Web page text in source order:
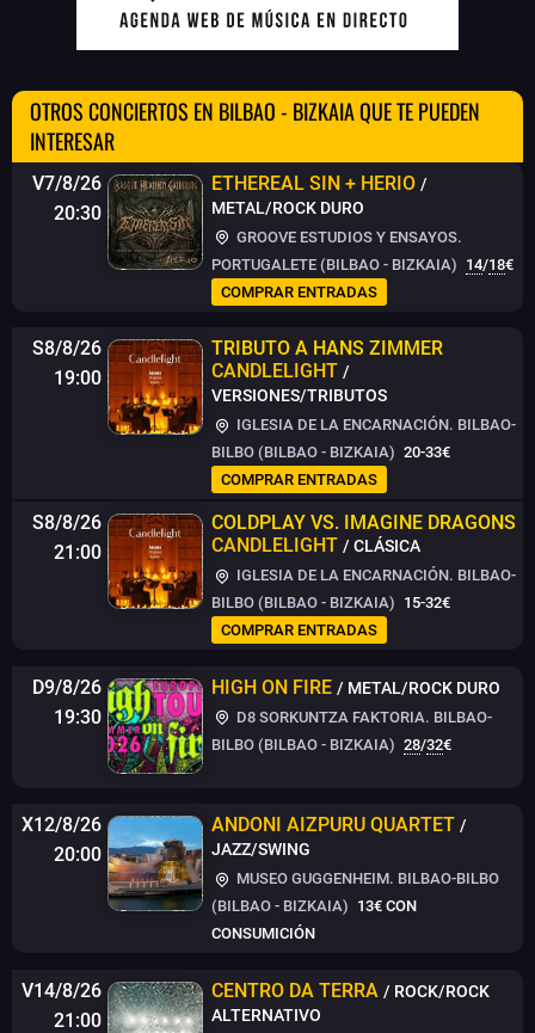
OTROS CONCIERTOS EN BILBAO - BIZKAIA QUE TE PUEDEN
INTERESAR
V7/8/26
20:30
ETHEREAL SIN + HERIO /
METAL/ROCK DURO
GROOVE ESTUDIOS Y ENSAYOS.
PORTUGALETE (BILBAO - BIZKAIA) 14/18€
COMPRAR ENTRADAS
S8/8/26
19:00
TRIBUTO A HANS ZIMMER
CANDLELIGHT /
VERSIONES/TRIBUTOS
IGLESIA DE LA ENCARNACIÓN. BILBAO-
BILBO (BILBAO - BIZKAIA) 20-33€
COMPRAR ENTRADAS
S8/8/26
21:00
COLDPLAY VS. IMAGINE DRAGONS
CANDLELIGHT / CLÁSICA
IGLESIA DE LA ENCARNACIÓN. BILBAO-
BILBO (BILBAO - BIZKAIA) 15-32€
COMPRAR ENTRADAS
D9/8/26
19:30
HIGH ON FIRE / METAL/ROCK DURO
D8 SORKUNTZA FAKTORIA. BILBAO-
BILBO (BILBAO - BIZKAIA) 28/32€
X12/8/26
20:00
ANDONI AIZPURU QUARTET /
JAZZ/SWING
MUSEO GUGGENHEIM. BILBAO-BILBO
(BILBAO - BIZKAIA) 13€ CON
CONSUMICIÓN
V14/8/26
21:00
CENTRO DA TERRA / ROCK/ROCK
ALTERNATIVO